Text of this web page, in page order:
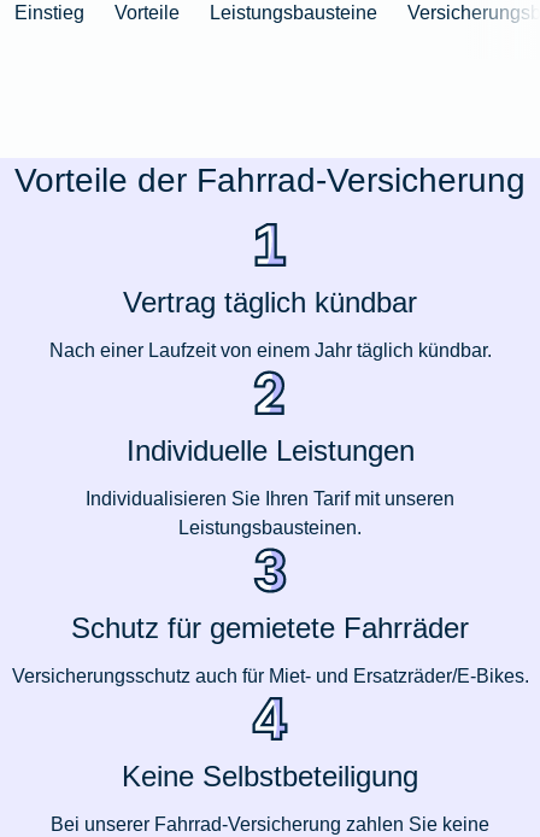
Einstieg Vorteile Leistungsbausteine
Vorteile der Fahrrad-Versicherung
Vertrag täglich kündbar
Nach einer Laufzeit von einem Jahr täglich kündbar.
Individuelle Leistungen
Individualisieren Sie Ihren Tarif mit unseren
Leistungsbausteinen.
Schutz für gemietete Fahrräder
Versicherungsschutz auch für Miet- und Ersatzräder/E-Bikes.
Keine Selbstbeteiligung
Bei unserer Fahrrad-Versicherung zahlen Sie keine